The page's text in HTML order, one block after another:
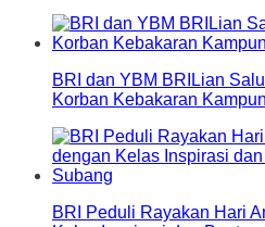
BRI dan YBM BRILian
Korban Kebakaran
BRI Peduli Rayakan Hari